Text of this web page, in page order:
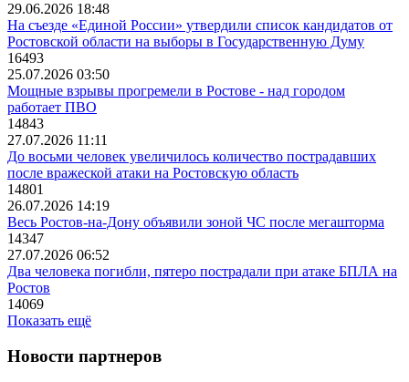
29.06.2026 18:48
На съезде «Единой России» утвердили список кандидатов от
Ростовской области на выборы в Государственную Думу
16493
25.07.2026 03:50
Мощные взрывы прогремели в Ростове - над городом
работает ПВО
14843
27.07.2026 11:11
До восьми человек увеличилось количество пострадавших
после вражеской атаки на Ростовскую область
14801
26.07.2026 14:19
Весь Ростов-на-Дону объявили зоной ЧС после мегашторма
14347
27.07.2026 06:52
Два человека погибли, пятеро пострадали при атаке БПЛА на
Ростов
14069
Показать ещё
Новости партнеров